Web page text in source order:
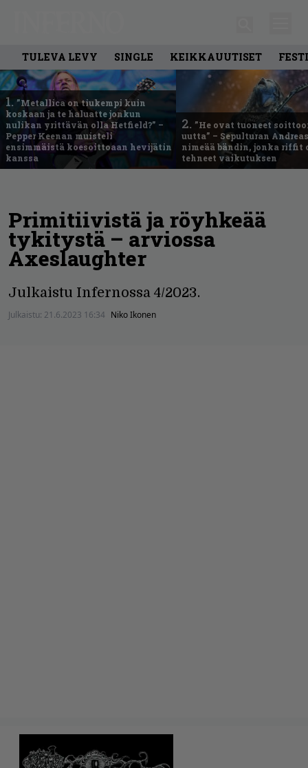
TULEVA LEVY SINGLE KEIKKAUUTISET
1. ”Metallica on tiukempi kuin
koskaan ja te haluatte jonkun
nulikan yrittävän olla Hetfield?” –
Pepper Keenan muisteli
ensimmäistä koesoittoaan hevijätin
kanssa
2. ”He ovat tuoneet
uutta” – Sepulturan
nimeää bändin, jonka riffit
tehneet vaikutuksen
Primitiivistä ja röyhkeää
tykitystä – arviossa
Axeslaughter
Julkaistu Infernossa 4/2023.
Julkaistu: 21.6.2023 16:34 Niko Ikonen